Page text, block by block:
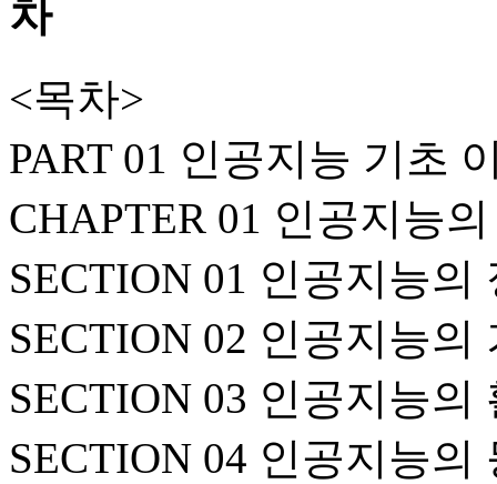
<목차>
PART 01 인공지능 기초
CHAPTER 01 인공지능
SECTION 01 인공지능의
SECTION 02 인공지능
SECTION 03 인공지능의
SECTION 04 인공지능의